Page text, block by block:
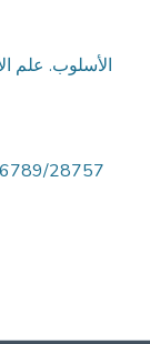
الأسلوب. علم
28757